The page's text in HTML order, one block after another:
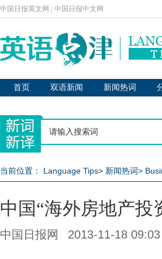
中国日报英文网 中国日报中文网
首页 双语新闻 新闻热词
当前位置： Language Tips> 新闻热词>
中国“海外房地产投
中国日报网 2013-11-18 09:03